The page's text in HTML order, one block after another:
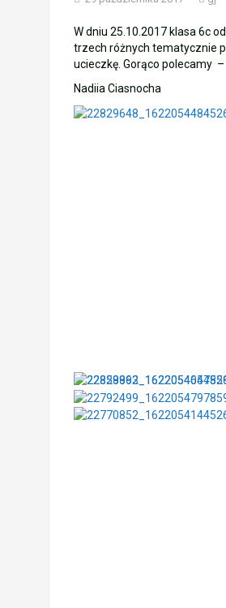
„Ostatni
🌊🏰
W dniu 25.10.2017 klasa 6c
trzech różnych tematycznie
ucieczkę. Gorąco polecamy
Nadiia Ciasnocha